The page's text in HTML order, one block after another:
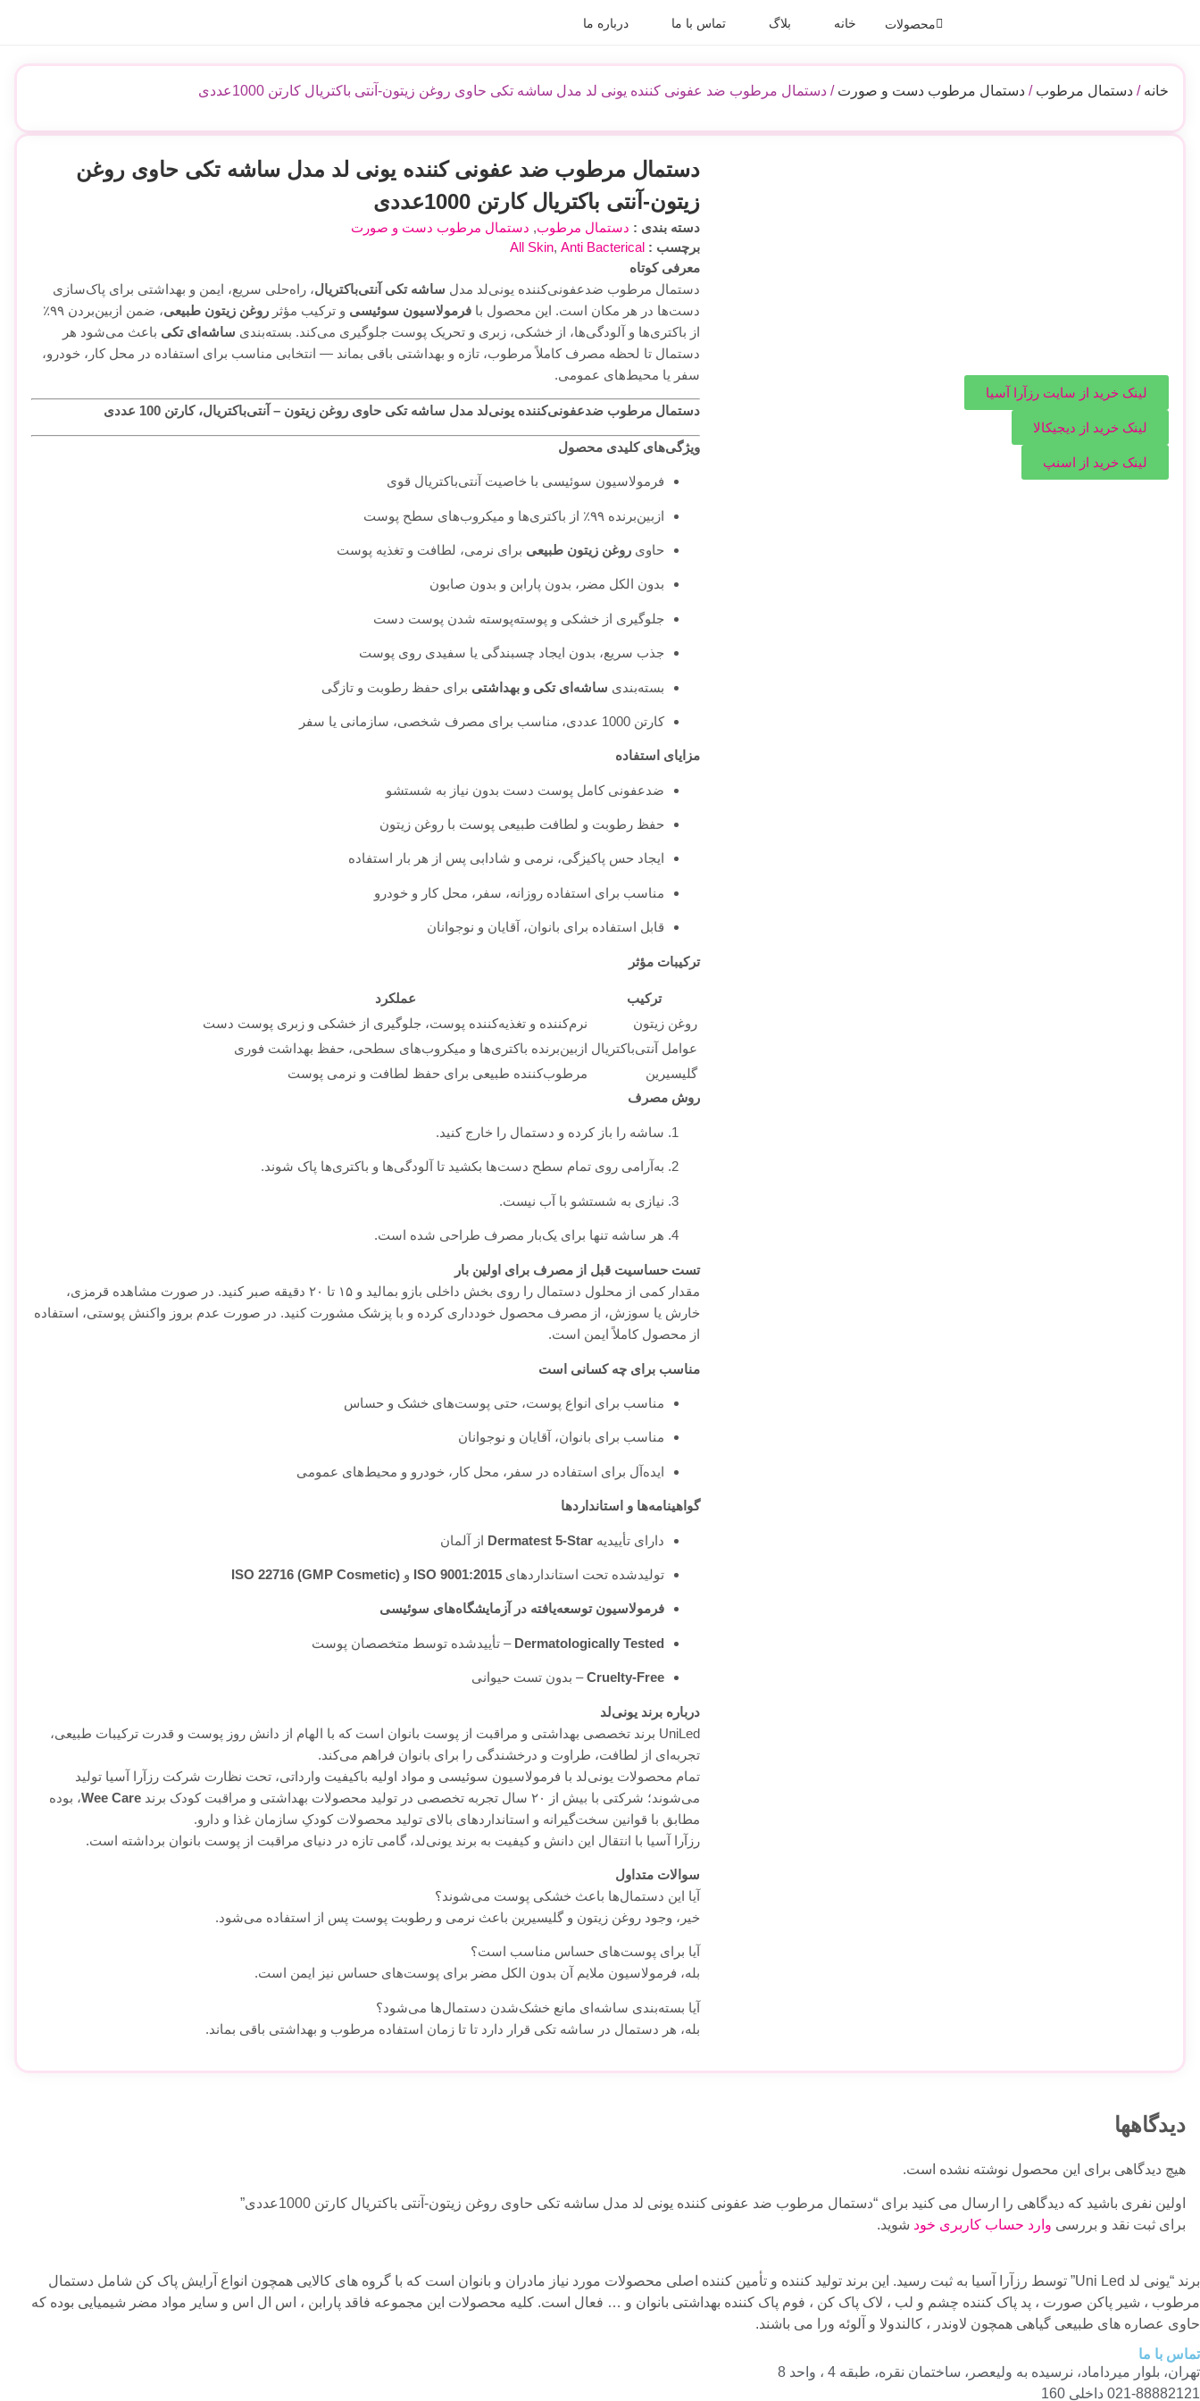
محصولات خانه بلاگ تماس با ما درباره ما
خانه / دستمال مرطوب / دستمال مرطوب دست و صورت / دستمال مرطوب ضد عفونی کننده یونی لد مدل ساشه تکی حاوی روغن زیتون-آنتی باکتریال کارتن 1000عددی
لینک خرید از سایت رزآرا آسیا
لینک خرید از دیجیکالا
لینک خرید از اسنپ
دستمال مرطوب ضد عفونی کننده یونی لد مدل ساشه تکی حاوی روغن
زیتون-آنتی باکتریال کارتن 1000عددی
دسته بندی : دستمال مرطوب, دستمال مرطوب دست و صورت
برچسب :
All Skin,Anti Bacterical
معرفی کوتاه
دستمال مرطوب ضدعفونی‌کننده یونی‌لد مدل ساشه تکی آنتی‌باکتریال، راه‌حلی سریع، ایمن و بهداشتی برای پاک‌سازی
دست‌ها در هر مکان است. این محصول با فرمولاسیون سوئیسی و ترکیب مؤثر روغن زیتون طبیعی
، ضمن ازبین‌بردن ۹۹٪
از باکتری‌ها و آلودگی‌ها، از خشکی، زبری و تحریک پوست جلوگیری می‌کند. بسته‌بندی ساشه‌ای تکی باعث می‌شود هر
دستمال تا لحظه مصرف کاملاً مرطوب، تازه و بهداشتی باقی بماند — انتخابی مناسب برای استفاده در محل کار، خودرو،
سفر یا محیط‌های عمومی.
دستمال مرطوب ضدعفونی‌کننده یونی‌لد مدل ساشه تکی حاوی روغن زیتون – آنتی‌باکتریال، کارتن 100 عددی
ویژگی‌های کلیدی محصول
فرمولاسیون سوئیسی با خاصیت آنتی‌باکتریال قوی
ازبین‌برنده ۹۹٪ از باکتری‌ها و میکروب‌های سطح پوست
حاوی روغن زیتون طبیعی برای نرمی، لطافت و تغذیه پوست
بدون الکل مضر، بدون پارابن و بدون صابون
جلوگیری از خشکی و پوسته‌پوسته شدن پوست دست
جذب سریع، بدون ایجاد چسبندگی یا سفیدی روی پوست
بسته‌بندی ساشه‌ای تکی و بهداشتی برای حفظ رطوبت و تازگی
کارتن 1000 عددی، مناسب برای مصرف شخصی، سازمانی یا سفر
مزایای استفاده
ضدعفونی کامل پوست دست بدون نیاز به شستشو
حفظ رطوبت و لطافت طبیعی پوست با روغن زیتون
ایجاد حس پاکیزگی، نرمی و شادابی پس از هر بار استفاده
مناسب برای استفاده روزانه، سفر، محل کار و خودرو
قابل استفاده برای بانوان، آقایان و نوجوانان
ترکیبات مؤثر
ترکیب
عملکرد
روغن زیتون
نرم‌کننده و تغذیه‌کننده پوست، جلوگیری از خشکی و زبری پوست دست
عوامل آنتی‌باکتریال ازبین‌برنده باکتری‌ها و میکروب‌های سطحی، حفظ بهداشت فوری
گلیسیرین
مرطوب‌کننده طبیعی برای حفظ لطافت و نرمی پوست
روش مصرف
ساشه را باز کرده و دستمال را خارج کنید.
به‌آرامی روی تمام سطح دست‌ها بکشید تا آلودگی‌ها و باکتری‌ها پاک شوند.
نیازی به شستشو با آب نیست.
هر ساشه تنها برای یک‌بار مصرف طراحی شده است.
تست حساسیت قبل از مصرف برای اولین بار
مقدار کمی از محلول دستمال را روی بخش داخلی بازو بمالید و ۱۵ تا ۲۰ دقیقه صبر کنید. در صورت مشاهده قرمزی،
خارش یا سوزش، از مصرف محصول خودداری کرده و با پزشک مشورت کنید. در صورت عدم بروز واکنش پوستی، استفاده
از محصول کاملاً ایمن است.
مناسب برای چه کسانی است
مناسب برای انواع پوست، حتی پوست‌های خشک و حساس
مناسب برای بانوان، آقایان و نوجوانان
ایده‌آل برای استفاده در سفر، محل کار، خودرو و محیط‌های عمومی
گواهینامه‌ها و استانداردها
دارای تأییدیه Dermatest 5-Star از آلمان
تولید‌شده تحت استانداردهای ISO 9001:2015 و ISO 22716 (GMP Cosmetic)
فرمولاسیون توسعه‌یافته در آزمایشگاه‌های سوئیسی
Dermatologically Tested – تأییدشده توسط متخصصان پوست
Cruelty-Free– بدون تست حیوانی
درباره برند یونی‌لد
UniLed برند تخصصی بهداشتی و مراقبت از پوست بانوان است که با الهام از دانش روز پوست و قدرت ترکیبات طبیعی،
تجربه‌ای از لطافت، طراوت و درخشندگی را برای بانوان فراهم می‌کند.
تمام محصولات یونی‌لد با فرمولاسیون سوئیسی و مواد اولیه باکیفیت وارداتی، تحت نظارت شرکت رزآرا آسیا تولید
می‌شوند؛ شرکتی با بیش از ۲۰ سال تجربه تخصصی در تولید محصولات بهداشتی و مراقبت کودک برند
Wee Care، بوده
مطابق با قوانین سخت‌گیرانه و استانداردهای بالای تولید محصولات کودکِ سازمان غذا و دارو.
رزآرا آسیا با انتقال این دانش و کیفیت به برند یونی‌لد، گامی تازه در دنیای مراقبت از پوست بانوان برداشته است.
سوالات متداول
آیا این دستمال‌ها باعث خشکی پوست می‌شوند؟
خیر، وجود روغن زیتون و گلیسیرین باعث نرمی و رطوبت پوست پس از استفاده می‌شود.
آیا برای پوست‌های حساس مناسب است؟
بله، فرمولاسیون ملایم آن بدون الکل مضر برای پوست‌های حساس نیز ایمن است.
آیا بسته‌بندی ساشه‌ای مانع خشک‌شدن دستمال‌ها می‌شود؟
بله، هر دستمال در ساشه تکی قرار دارد تا تا زمان استفاده مرطوب و بهداشتی باقی بماند.
دیدگاهها
هیچ دیدگاهی برای این محصول نوشته نشده است.
اولین نفری باشید که دیدگاهی را ارسال می کنید برای “دستمال مرطوب ضد عفونی کننده یونی لد مدل ساشه تکی حاوی روغن زیتون-آنتی باکتریال کارتن 1000عددی”
برای ثبت نقد و بررسی وارد حساب کاربری خود شوید.
برند “یونی لد Uni Led” توسط رزآرا آسیا به ثبت رسید. این برند تولید کننده و تأمین کننده اصلی محصولات مورد نیاز مادران و بانوان است که با گروه های کالایی همچون انواع آرایش پاک کن شامل دستمال
مرطوب ، شیر پاکن صورت ، پد پاک کننده چشم و لب ، لاک پاک کن ، فوم پاک کننده بهداشتی بانوان و … فعال است. کلیه محصولات این مجموعه فاقد پارابن ، اس ال اس و سایر مواد مضر شیمیایی بوده که
حاوی عصاره های طبیعی گیاهی همچون لاوندر ، کالندولا و آلوئه ورا می باشند.
تماس با ما
تهران، بلوار میرداماد، نرسیده به ولیعصر، ساختمان نقره، طبقه 4 ، واحد 8
021-88882121 داخلی 160